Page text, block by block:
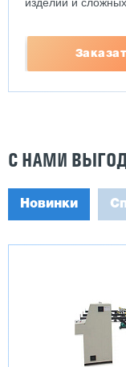
С НАМИ
Новинки